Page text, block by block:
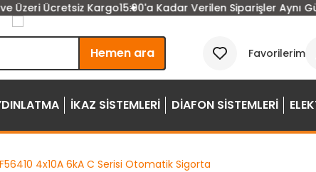
Ücretsiz Kargo15:00'a Kadar Verilen Siparişler Aynı Gün
Hemen ara Favorilerim
İKAZ SİSTEMLERİ DİAFON SİSTEMLERİ
4x10A 6kA C Serisi Otomatik Sigorta